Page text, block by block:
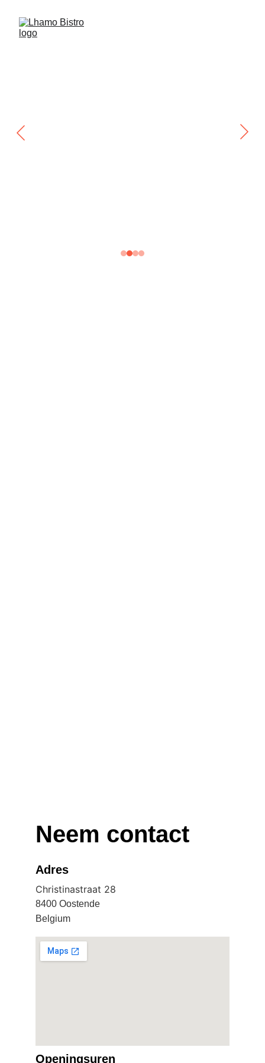
Neem contact
Adres
Christinastraat 28
8400 Oostende
Belgium
Openingsuren